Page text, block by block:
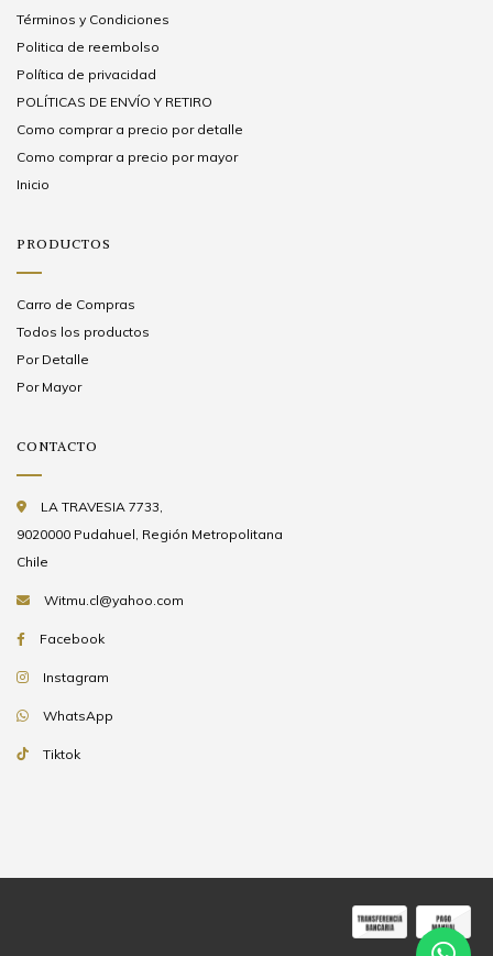
Términos y Condiciones
Politica de reembolso
Política de privacidad
POLÍTICAS DE ENVÍO Y RETIRO
Como comprar a precio por detalle
Como comprar a precio por mayor
Inicio
PRODUCTOS
Carro de Compras
Todos los productos
Por Detalle
Por Mayor
CONTACTO
LA TRAVESIA 7733,
9020000 Pudahuel, Región Metropolitana
Chile
Witmu.cl@yahoo.com
Facebook
Instagram
WhatsApp
Tiktok